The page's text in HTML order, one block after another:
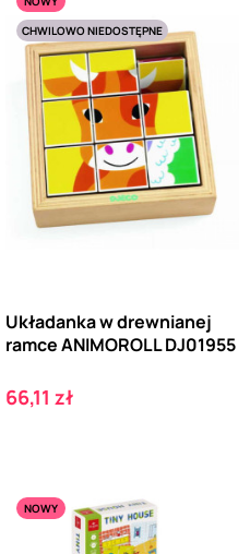
CHWILOWO NIEDOSTĘPNE
Układanka w drewnianej
ramce ANIMOROLL DJ01955
Cena
66,11 zł
NOWY